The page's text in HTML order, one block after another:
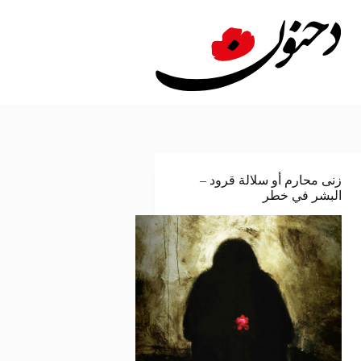
المحتوى
زنى محارم أو سلالة قرود –
البشر في خطر